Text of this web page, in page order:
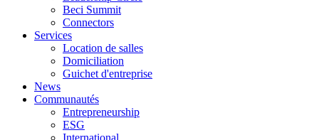
Beci Summit
Connectors
Services
Location de salles
Domiciliation
Guichet d'entreprise
News
Communautés
Entrepreneurship
ESG
International